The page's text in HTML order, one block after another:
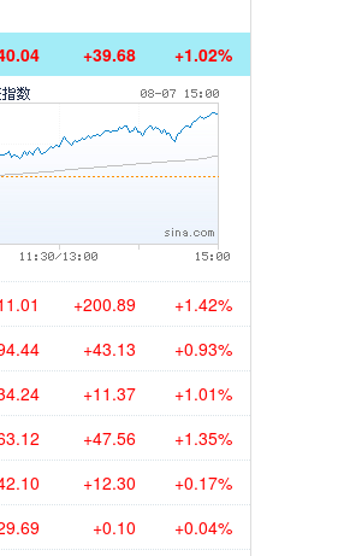
+39.68 +1.02%
+200.89 +1.42%
+43.13 +0.93%
+11.37 +1.01%
+47.56 +1.35%
+12.30 +0.17%
+0.10 +0.04%